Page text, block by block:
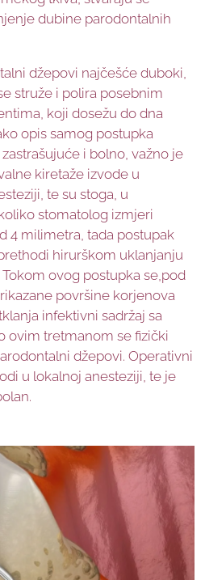
dubine parodontalnih
džepovi najčešće duboki,
struže i polira posebnim
koji dosežu do dna
opis samog postupka
i bolno, važno je
kiretaže izvode u
te su stoga, u
stomatolog izmjeri
4 milimetra, tada postupak
hirurškom uklanjanju
ovog postupka se,pod
površine korjenova
infektivni sadržaj sa
ovim tretmanom se fizički
džepovi. Operativni
u lokalnoj anesteziji, te je